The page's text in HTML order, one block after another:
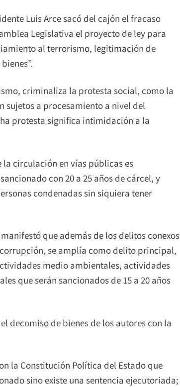
Luis Arce sacó del cajón el fracaso
Legislativa el proyecto de ley para
al terrorismo, legitimación de
criminaliza la protesta social, como la
sujetos a procesamiento a nivel del
protesta significa intimidación a la
circulación en vías públicas es
con 20 a 25 años de cárcel, y
condenadas sin siquiera tener
que además de los delitos conexos
se amplía como delito principal,
medio ambientales, actividades
que serán sancionados de 15 a 20 años
decomiso de bienes de los autores con la
la Constitución Política del Estado que
sino existe una sentencia ejecutoriada;